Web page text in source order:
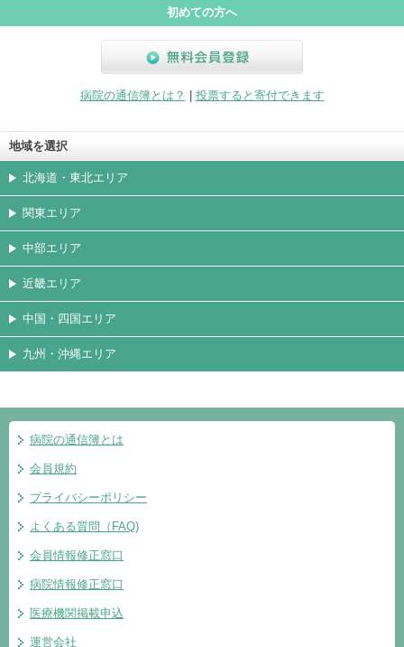
初めての方へ
病院の通信簿とは？
投票すると寄付できます
地域を選択
北海道・東北エリア
関東エリア
中部エリア
近畿エリア
中国・四国エリア
九州・沖縄エリア
病院の通信簿とは
会員規約
プライバシーポリシー
よくある質問（FAQ)
会員情報修正窓口
病院情報修正窓口
医療機関掲載申込
運営会社